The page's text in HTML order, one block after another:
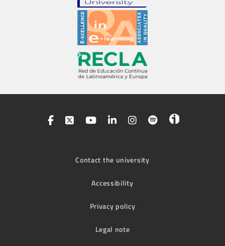
Contact the university
Accessibility
Privacy policy
Legal note